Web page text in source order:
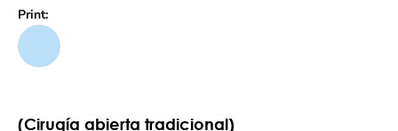
Print:
(Cirugía abierta tradicional)